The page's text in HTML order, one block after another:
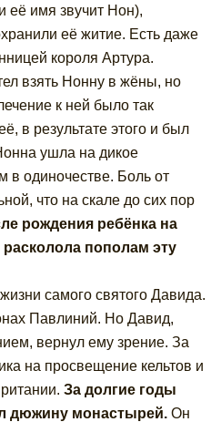
её имя звучит Нон),
её житие. Есть даже
короля Артура.
взять Нонну в жёны, но
к ней было так
в результате этого и был
ушла на дикое
в одиночестве. Боль от
что на скале до сих пор
рождения ребёнка на
пополам эту
самого святого Давида.
Павлиний. Но Давид,
вернул ему зрение. За
на просвещение кельтов и
За долгие годы
дюжину монастырей. Он